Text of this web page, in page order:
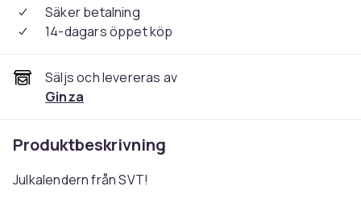
Säker betalning
14-dagars öppet köp
Säljs och levereras av
Ginza
Produktbeskrivning
Julkalendern från SVT!